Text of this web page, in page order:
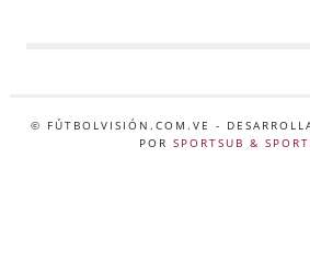
© FÚTBOLVISIÓN.COM.VE -
POR SPORTSUB &